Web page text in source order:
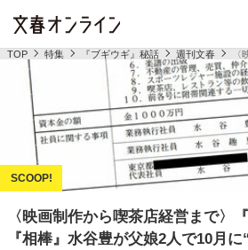
TOP 特集 『ブギウギ』秘話 週刊文春
〈映画制作から喫茶店経営まで〉
『相棒』水谷豊が父娘2人で10月